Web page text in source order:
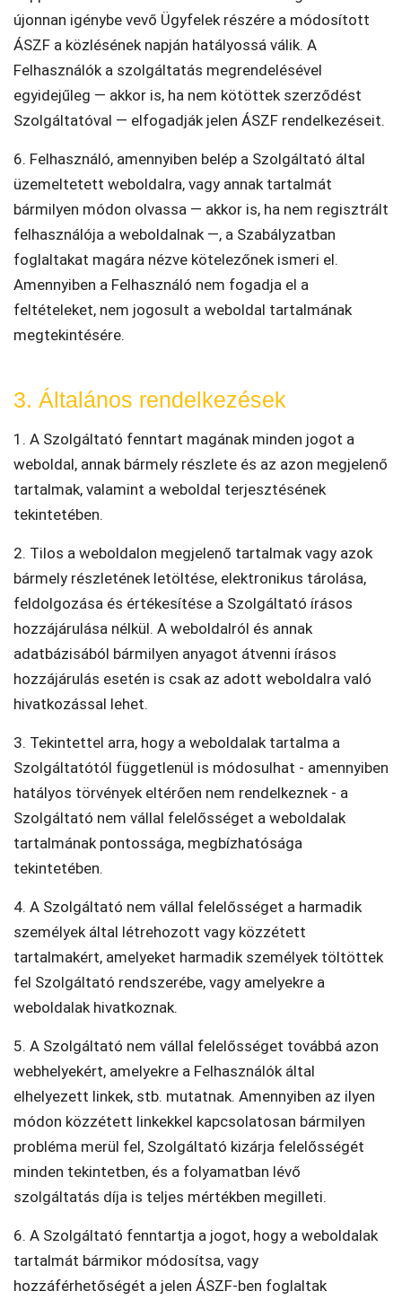
újonnan igénybe vevő Ügyfelek részére a módosított
ÁSZF a közlésének napján hatályossá válik. A
Felhasználók a szolgáltatás megrendelésével
egyidejűleg — akkor is, ha nem kötöttek szerződést
Szolgáltatóval — elfogadják jelen ÁSZF rendelkezéseit.
6. Felhasználó, amennyiben belép a Szolgáltató által
üzemeltetett weboldalra, vagy annak tartalmát
bármilyen módon olvassa — akkor is, ha nem regisztrált
felhasználója a weboldalnak —, a Szabályzatban
foglaltakat magára nézve kötelezőnek ismeri el.
Amennyiben a Felhasználó nem fogadja el a
feltételeket, nem jogosult a weboldal tartalmának
megtekintésére.
3. Általános rendelkezések
1. A Szolgáltató fenntart magának minden jogot a
weboldal, annak bármely részlete és az azon megjelenő
tartalmak, valamint a weboldal terjesztésének
tekintetében.
2. Tilos a weboldalon megjelenő tartalmak vagy azok
bármely részletének letöltése, elektronikus tárolása,
feldolgozása és értékesítése a Szolgáltató írásos
hozzájárulása nélkül. A weboldalról és annak
adatbázisából bármilyen anyagot átvenni írásos
hozzájárulás esetén is csak az adott weboldalra való
hivatkozással lehet.
3. Tekintettel arra, hogy a weboldalak tartalma a
Szolgáltatótól függetlenül is módosulhat - amennyiben
hatályos törvények eltérően nem rendelkeznek - a
Szolgáltató nem vállal felelősséget a weboldalak
tartalmának pontossága, megbízhatósága
tekintetében.
4. A Szolgáltató nem vállal felelősséget a harmadik
személyek által létrehozott vagy közzétett
tartalmakért, amelyeket harmadik személyek töltöttek
fel Szolgáltató rendszerébe, vagy amelyekre a
weboldalak hivatkoznak.
5. A Szolgáltató nem vállal felelősséget továbbá azon
webhelyekért, amelyekre a Felhasználók által
elhelyezett linkek, stb. mutatnak. Amennyiben az ilyen
módon közzétett linkekkel kapcsolatosan bármilyen
probléma merül fel, Szolgáltató kizárja felelősségét
minden tekintetben, és a folyamatban lévő
szolgáltatás díja is teljes mértékben megilleti.
6. A Szolgáltató fenntartja a jogot, hogy a weboldalak
tartalmát bármikor módosítsa, vagy
hozzáférhetőségét a jelen ÁSZF-ben foglaltak